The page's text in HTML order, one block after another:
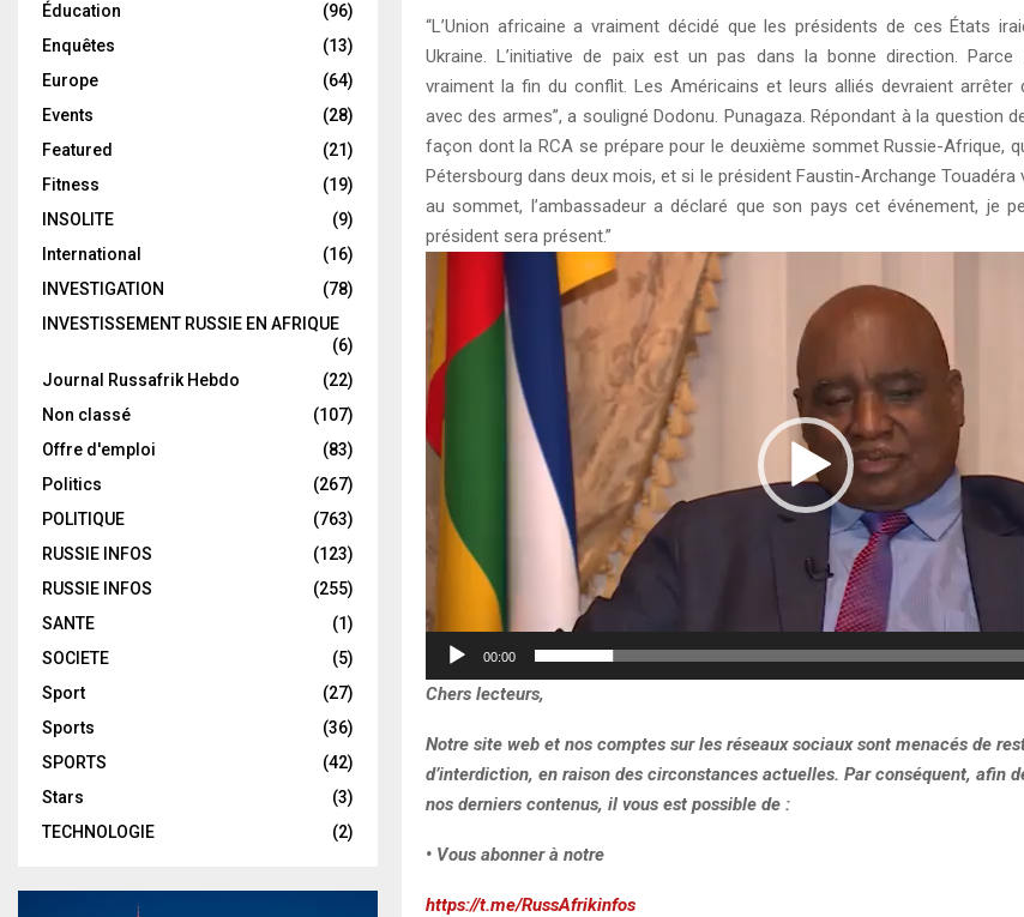
“L’Union africaine a vraiment décidé que les présidents de ces États
Ukraine. L’initiative de paix est un pas dans la bonne direction.
vraiment la fin du conflit. Les Américains et leurs alliés devraient arrêter
avec des armes”, a souligné Dodonu. Punagaza. Répondant à la question
façon dont la RCA se prépare pour le deuxième sommet Russie-Afrique,
Pétersbourg dans deux mois, et si le président Faustin-Archange Touadéra
au sommet, l’ambassadeur a déclaré que son pays cet événement, je
président sera présent.”
e
u
r
00:00
Chers lecteurs,
Notre site web et nos comptes sur les réseaux sociaux sont menacés de
d’interdiction, en raison des circonstances actuelles. Par conséquent, afin
nos derniers contenus, il vous est possible de :
• Vous abonner à notre
https://t.me/RussAfrikinfos
Éducation
(96)
Enquêtes
(13)
Europe
(64)
Events
(28)
Featured
(21)
Fitness
(19)
INSOLITE
(9)
International
(16)
INVESTIGATION
(78)
INVESTISSEMENT RUSSIE EN AFRIQUE
(6)
Journal Russafrik Hebdo
(22)
Non classé
(107)
Offre d'emploi
(83)
Politics
(267)
POLITIQUE
(763)
RUSSIE INFOS
(123)
RUSSIE INFOS
(255)
SANTE
(1)
SOCIETE
(5)
Sport
(27)
Sports
(36)
SPORTS
(42)
Stars
(3)
TECHNOLOGIE
(2)